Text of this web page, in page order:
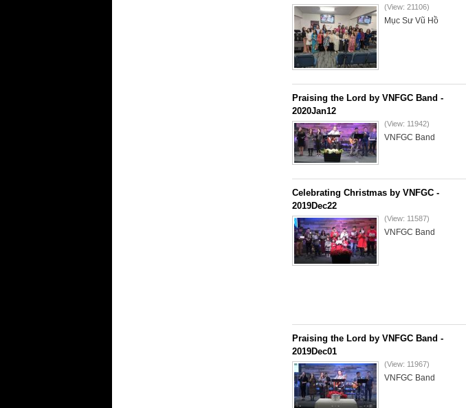
(View: 21106)
Mục Sư Vũ Hồ
Praising the Lord by VNFGC Band -
2020Jan12
(View: 11942)
VNFGC Band
Celebrating Christmas by VNFGC -
2019Dec22
(View: 11587)
VNFGC Band
Praising the Lord by VNFGC Band -
2019Dec01
(View: 11967)
VNFGC Band